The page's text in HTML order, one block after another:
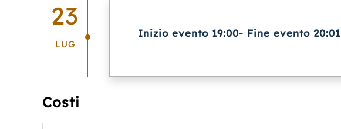
23
LUG
Inizio evento 19:00- Fine evento 20:01
Costi